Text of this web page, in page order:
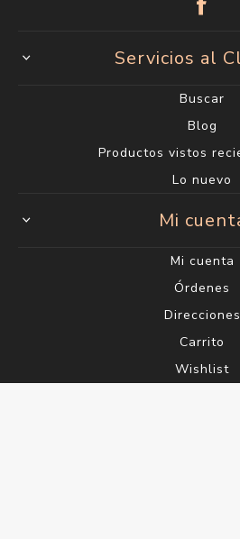
Servicios al
Buscar
Blog
Productos vistos
Lo nuevo
Mi
Mi cuenta
Órdenes
Direcciones
Carrito
Wishlist